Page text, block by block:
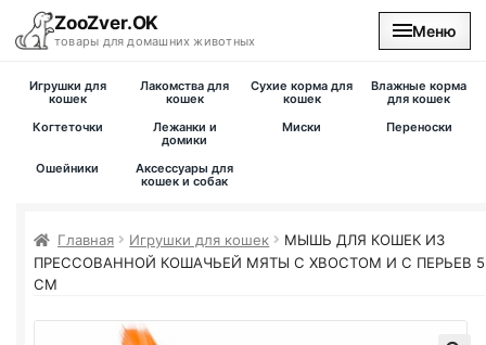
ZooZver.OK
товары для домашних животных
Меню
На главную
Вакансии
Игрушки для
кошек
Лакомства для
кошек
Сухие корма для
кошек
Влажные корма
для кошек
Когтеточки
Лежанки и
домики
Миски Переноски
Ошейники
Аксессуары для
кошек и собак
Главная Игрушки для кошек
МЫШЬ ДЛЯ КОШЕК ИЗ
ПРЕССОВАННОЙ КОШАЧЬЕЙ МЯТЫ С ХВОСТОМ И С ПЕРЬЕВ 5
СМ